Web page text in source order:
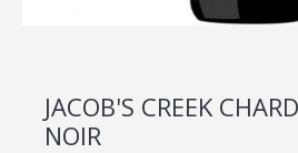
JACOB'S CREEK
NOIR